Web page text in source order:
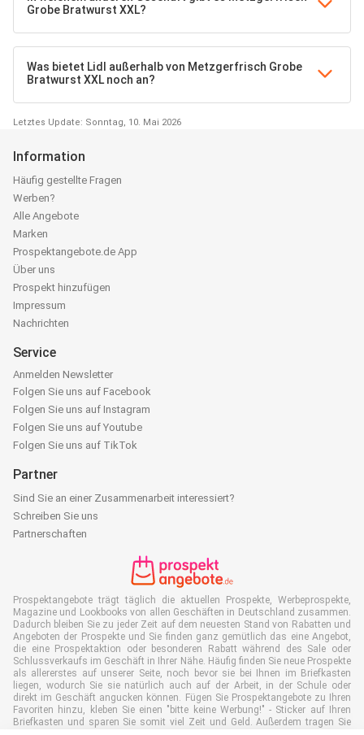
Grobe Bratwurst XXL?
Was bietet Lidl außerhalb von Metzgerfrisch Grobe
Bratwurst XXL noch an?
Letztes Update: Sonntag, 10. Mai 2026
Information
Häufig gestellte Fragen
Werben?
Alle Angebote
Marken
Prospektangebote.de App
Über uns
Prospekt hinzufügen
Impressum
Nachrichten
Service
Anmelden Newsletter
Folgen Sie uns auf Facebook
Folgen Sie uns auf Instagram
Folgen Sie uns auf Youtube
Folgen Sie uns auf TikTok
Partner
Sind Sie an einer Zusammenarbeit interessiert?
Schreiben Sie uns
Partnerschaften
Prospektangebote trägt täglich die aktuellen Prospekte, Werbeprospekte,
Magazine und Lookbooks von allen Geschäften in Deutschland zusammen.
Dadurch bleiben Sie zu jeder Zeit auf dem neuesten Stand von Rabatten und
Angeboten der Prospekte und Sie finden ganz gemütlich das eine Angebot,
die eine Prospektaktion oder besonderen Rabatt während des Sale oder
Schlussverkaufs im Geschäft in Ihrer Nähe. Häufig finden Sie neue Prospekte
als allererstes auf unserer Seite, noch bevor sie bei Ihnen im Briefkasten
liegen, wodurch Sie sie natürlich auch auf der Arbeit, in der Schule oder
direkt im Geschäft angucken können. Fügen Sie Prospektangebote zu Ihren
Favoriten hinzu, kleben Sie einen "bitte keine Werbung!" - Sticker auf Ihren
Briefkasten und sparen Sie somit viel Zeit und Geld. Außerdem tragen Sie